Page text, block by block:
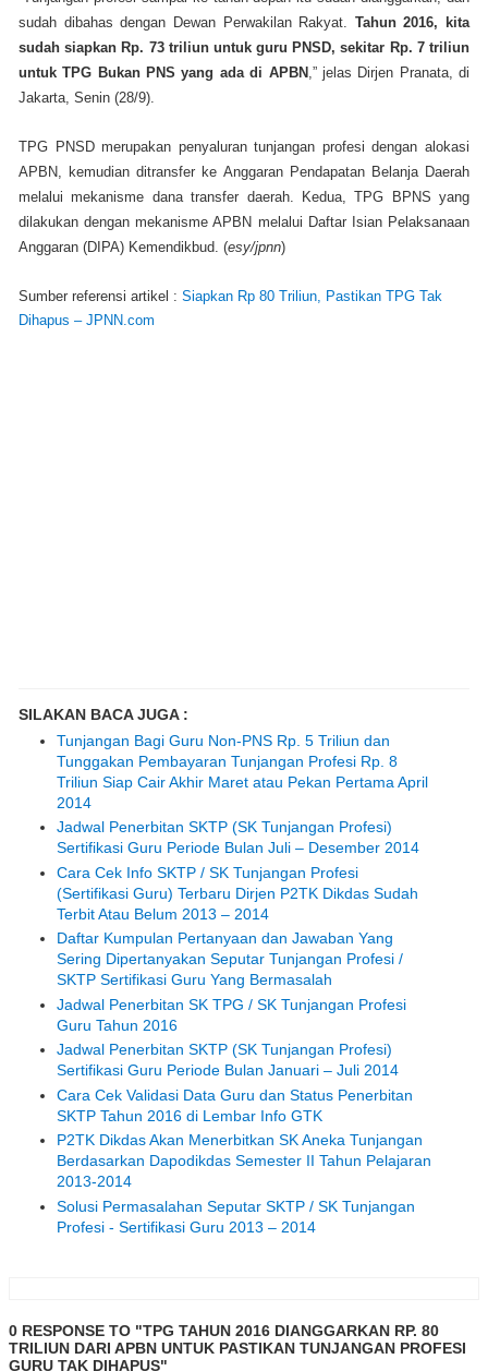
sudah dibahas dengan Dewan Perwakilan Rakyat. Tahun 2016, kita
sudah siapkan Rp. 73 triliun untuk guru PNSD, sekitar Rp. 7 triliun
untuk TPG Bukan PNS yang ada di APBN,” jelas Dirjen Pranata, di
Jakarta, Senin (28/9).
TPG PNSD merupakan penyaluran tunjangan profesi dengan alokasi
APBN, kemudian ditransfer ke Anggaran Pendapatan Belanja Daerah
melalui mekanisme dana transfer daerah. Kedua, TPG BPNS yang
dilakukan dengan mekanisme APBN melalui Daftar Isian Pelaksanaan
Anggaran (DIPA) Kemendikbud. (esy/jpnn)
Sumber referensi artikel : Siapkan Rp 80 Triliun, Pastikan TPG Tak
Dihapus – JPNN.com
SILAKAN BACA JUGA :
Tunjangan Bagi Guru Non-PNS Rp. 5 Triliun dan
Tunggakan Pembayaran Tunjangan Profesi Rp. 8
Triliun Siap Cair Akhir Maret atau Pekan Pertama April
2014
Jadwal Penerbitan SKTP (SK Tunjangan Profesi)
Sertifikasi Guru Periode Bulan Juli – Desember 2014
Cara Cek Info SKTP / SK Tunjangan Profesi
(Sertifikasi Guru) Terbaru Dirjen P2TK Dikdas Sudah
Terbit Atau Belum 2013 – 2014
Daftar Kumpulan Pertanyaan dan Jawaban Yang
Sering Dipertanyakan Seputar Tunjangan Profesi /
SKTP Sertifikasi Guru Yang Bermasalah
Jadwal Penerbitan SK TPG / SK Tunjangan Profesi
Guru Tahun 2016
Jadwal Penerbitan SKTP (SK Tunjangan Profesi)
Sertifikasi Guru Periode Bulan Januari – Juli 2014
Cara Cek Validasi Data Guru dan Status Penerbitan
SKTP Tahun 2016 di Lembar Info GTK
P2TK Dikdas Akan Menerbitkan SK Aneka Tunjangan
Berdasarkan Dapodikdas Semester II Tahun Pelajaran
2013-2014
Solusi Permasalahan Seputar SKTP / SK Tunjangan
Profesi - Sertifikasi Guru 2013 – 2014
0 RESPONSE TO "TPG TAHUN 2016 DIANGGARKAN RP. 80
TRILIUN DARI APBN UNTUK PASTIKAN TUNJANGAN PROFESI
GURU TAK DIHAPUS"